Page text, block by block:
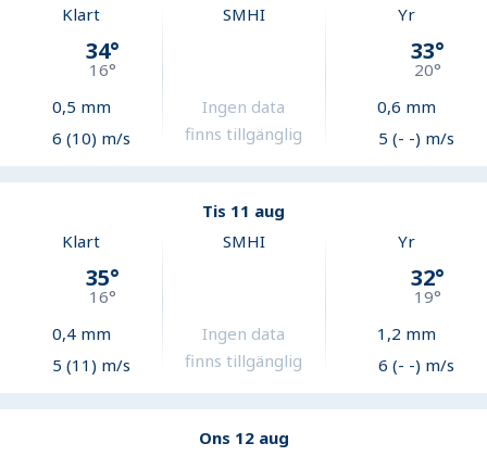
Klart
34°
16°
0,5 mm
6 (10) m/s
SMHI
Ingen data
finns tillgänglig
Yr
33°
20°
0,6 mm
5 (- -) m/s
Tis 11 aug
Klart
35°
16°
0,4mm
5 (11) m/s
SMHI
Ingen data
finns tillgänglig
Yr
32°
19°
1,2 mm
6 (- -) m/s
Ons 12 aug